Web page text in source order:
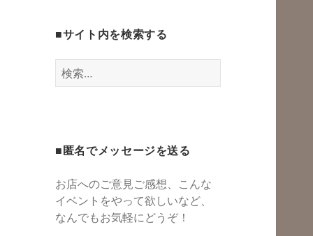
ュ*カフェのよう
にくつろぐ*親子イ
ベントも
■サイト内を検索する
検
索:
■匿名でメッセージを送る
お店へのご意見ご感想、こんな
イベントをやって欲しいなど、
なんでもお気軽にどうぞ！